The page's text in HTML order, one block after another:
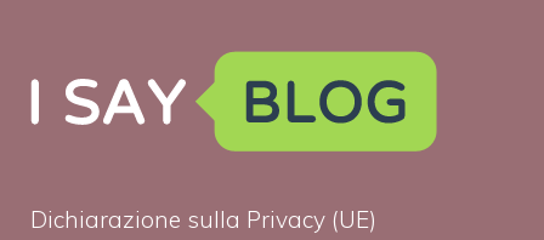
Dichiarazione sulla Privacy (UE)